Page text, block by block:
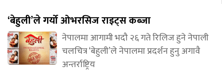
‘बेहुली’ले गर्यो ओभरसिज राइट्स कब्जा
नेपालमा आगामी भदौ २६ गते रिलिज हुने नेपाली
चलचित्र ‘बेहुली’ले नेपालमा प्रदर्शन हुनु अगावै
अन्तर्राष्ट्रिय